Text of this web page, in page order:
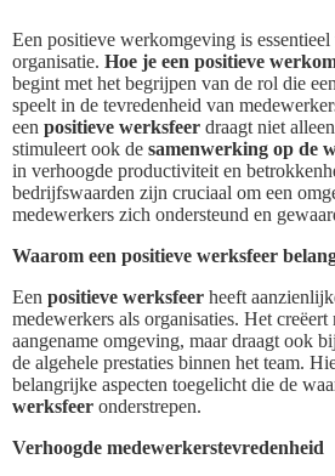
Een positieve werkomgeving is
organisatie. Hoe je een positieve
begint met het begrijpen van de rol die
speelt in de tevredenheid van
een positieve werksfeer draagt niet
stimuleert ook de samenwerking op de
in verhoogde productiviteit en
bedrijfswaarden zijn cruciaal om een
medewerkers zich ondersteund en
Waarom een positieve werksfeer
Een positieve werksfeer heeft
medewerkers als organisaties. Het creëert
aangename omgeving, maar draagt ook
de algehele prestaties binnen het team.
belangrijke aspecten toegelicht die de
werksfeer onderstrepen.
Verhoogde medewerkerstevredenheid